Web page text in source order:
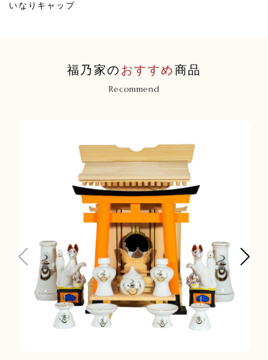
いなりキャップ
福乃家の おすすめ商品
Recommend